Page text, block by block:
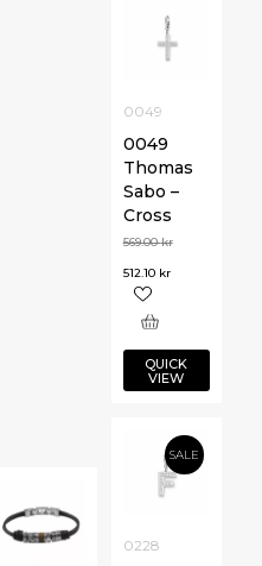
0049
0049
Thomas
Sabo –
Cross
569.00kr
512.10 kr
QUICK
VIEW
SALE
0228